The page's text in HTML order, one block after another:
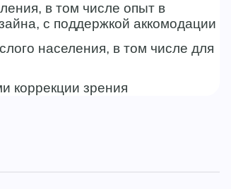
в том числе опыт в
с поддержкой аккомодации
населения, в том числе для
коррекции зрения